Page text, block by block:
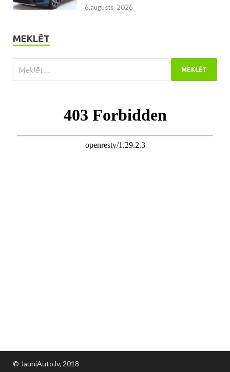
6.augusts, 2026
MEKLĒT
© JauniAuto.lv, 2018